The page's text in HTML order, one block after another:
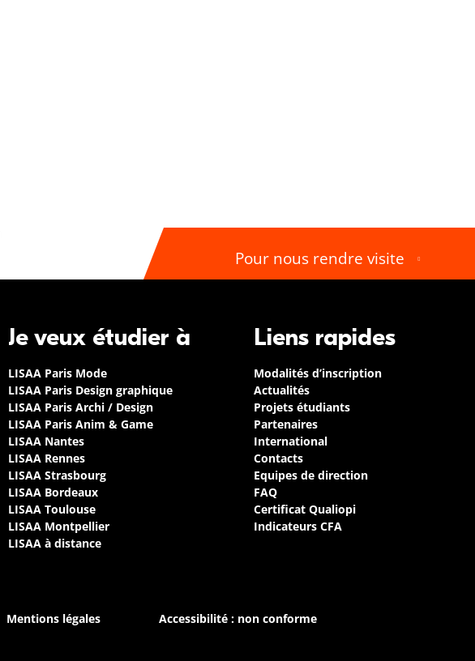
Pour nous rendre visite
Je veux étudier à
LISAA Paris Mode
LISAA Paris Design graphique
LISAA Paris Archi / Design
LISAA Paris Anim & Game
LISAA Nantes
LISAA Rennes
LISAA Strasbourg
LISAA Bordeaux
LISAA Toulouse
LISAA Montpellier
LISAA à distance
Liens rapides
Modalités d’inscription
Actualités
Projets étudiants
Partenaires
International
Contacts
Equipes de direction
FAQ
Certificat Qualiopi
Indicateurs CFA
Mentions légales Accessibilité : non conforme